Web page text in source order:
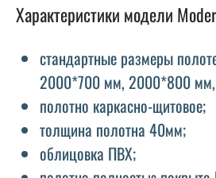
Характеристики модели
стандартные размеры
2000*700 мм, 2000*800
полотно каркасно-щитовое;
толщина полотна 40мм;
облицовка ПВХ;